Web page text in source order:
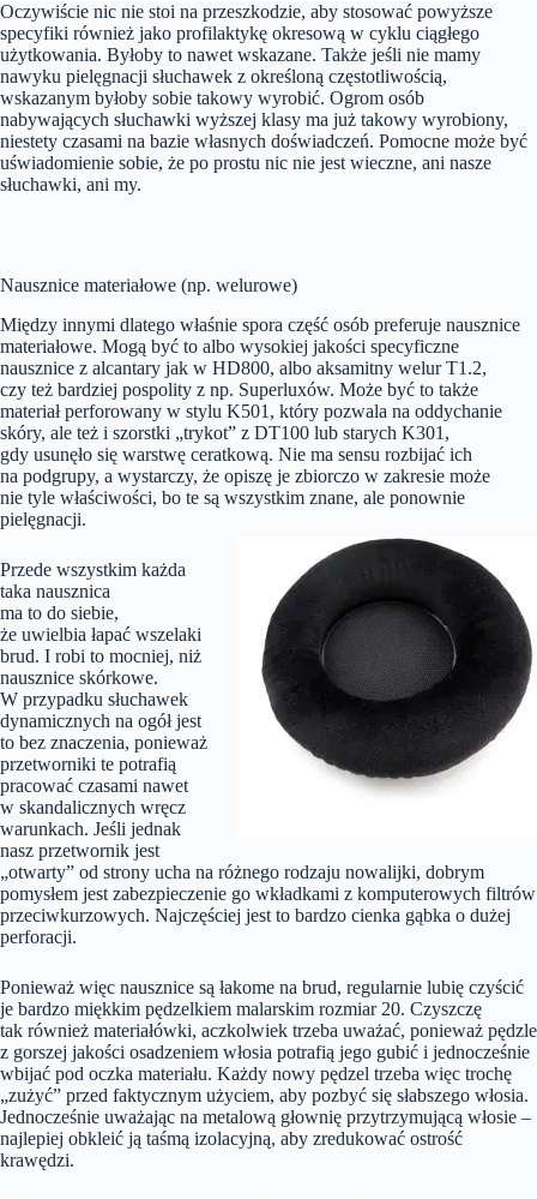
Oczywiście nic nie stoi na przeszkodzie, aby stosować powyższe
specyfiki również jako profilaktykę okresową w cyklu ciągłego
użytkowania. Byłoby to nawet wskazane. Także jeśli nie mamy
nawyku pielęgnacji słuchawek z określoną częstotliwością,
wskazanym byłoby sobie takowy wyrobić. Ogrom osób
nabywających słuchawki wyższej klasy ma już takowy wyrobiony,
niestety czasami na bazie własnych doświadczeń. Pomocne może być
uświadomienie sobie, że po prostu nic nie jest wieczne, ani nasze
słuchawki, ani my.
Nausznice materiałowe (np. welurowe)
Między innymi dlatego właśnie spora część osób preferuje nausznice
materiałowe. Mogą być to albo wysokiej jakości specyficzne
nausznice z alcantary jak w HD800, albo aksamitny welur T1.2,
czy też bardziej pospolity z np. Superluxów. Może być to także
materiał perforowany w stylu K501, który pozwala na oddychanie
skóry, ale też i szorstki „trykot” z DT100 lub starych K301,
gdy usunęło się warstwę ceratkową. Nie ma sensu rozbijać ich
na podgrupy, a wystarczy, że opiszę je zbiorczo w zakresie może
nie tyle właściwości, bo te są wszystkim znane, ale ponownie
pielęgnacji.
Przede wszystkim każda
taka nausznica
ma to do siebie,
że uwielbia łapać wszelaki
brud. I robi to mocniej, niż
nausznice skórkowe.
W przypadku słuchawek
dynamicznych na ogół jest
to bez znaczenia, ponieważ
przetworniki te potrafią
pracować czasami nawet
w skandalicznych wręcz
warunkach. Jeśli jednak
nasz przetwornik jest
„otwarty” od strony ucha na różnego rodzaju nowalijki, dobrym
pomysłem jest zabezpieczenie go wkładkami z komputerowych filtrów
przeciwkurzowych. Najczęściej jest to bardzo cienka gąbka o dużej
perforacji.
Ponieważ więc nausznice są łakome na brud, regularnie lubię czyścić
je bardzo miękkim pędzelkiem malarskim rozmiar 20. Czyszczę
tak również materiałówki, aczkolwiek trzeba uważać, ponieważ pędzle
z gorszej jakości osadzeniem włosia potrafią jego gubić i jednocześnie
wbijać pod oczka materiału. Każdy nowy pędzel trzeba więc trochę
„zużyć” przed faktycznym użyciem, aby pozbyć się słabszego włosia.
Jednocześnie uważając na metalową głownię przytrzymującą włosie –
najlepiej obkleić ją taśmą izolacyjną, aby zredukować ostrość
krawędzi.